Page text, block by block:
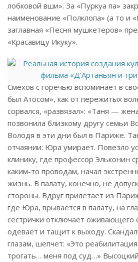
лобковой вши». За «Пуркуа па»
наименование «Полклопа» (а то и
заглавная «Песня мушкетеров»
«Красавицу Икуку».
Смехов с горечью вспоминает в
был Атосом», как от пережитых
сорвался, «развязал»: «Таня —
позвонила близкому другу семьи
Володя в эти дни был в Париже.
отчаянии: Юра умирает. Повезло
клинику, где профессор Эльконин
каким-то проводам, начал
жизнь. В палату, конечно, не
стороны. Вдруг прилетает из
где Юра, врывается в палату, на
сестрички отключает оживающего
одевает и тащит к выходу.
глазам, шепчет: «Это
трогать… меня под суд…»